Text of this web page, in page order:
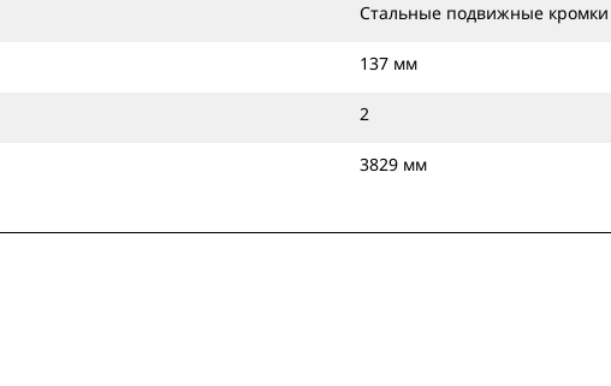
Стальные подвижные кромки
137 мм
2
3829 мм